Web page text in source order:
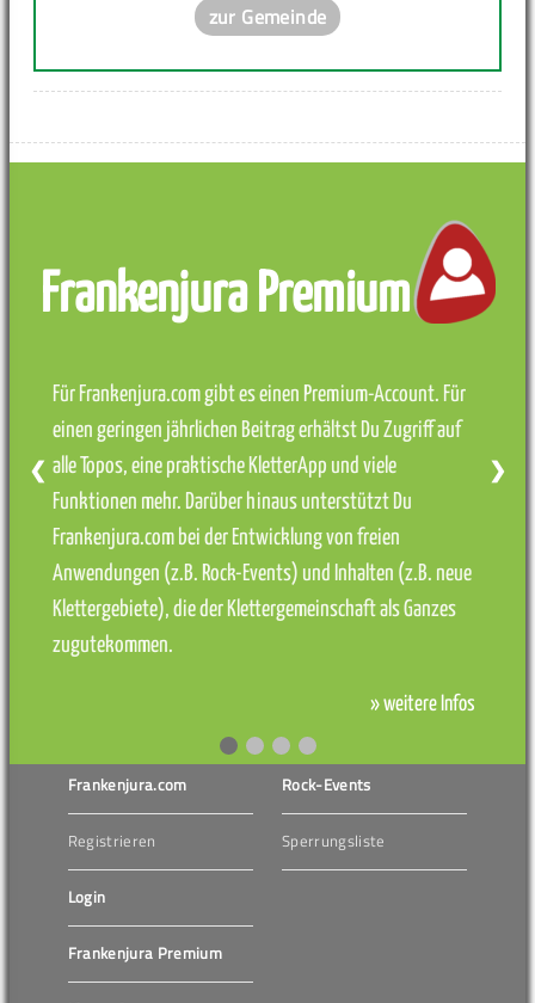
zur Gemeinde
Frankenjura Premium
Für Frankenjura.com gibt es einen Premium-Account. Für
einen geringen jährlichen Beitrag erhältst Du Zugriff auf
alle Topos, eine praktische KletterApp und viele
Funktionen mehr. Darüber hinaus unterstützt Du
Frankenjura.com bei der Entwicklung von freien
Anwendungen (z.B. Rock-Events) und Inhalten (z.B. neue
Klettergebiete), die der Klettergemeinschaft als Ganzes
zugutekommen.
» weitere Infos
❮ ❯
Frankenjura.com
Registrieren
Login
Frankenjura Premium
Rock-Events
Sperrungsliste